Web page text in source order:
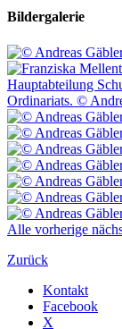
Bildergalerie
Alle vorherige
Zurück
Kontakt
Facebook
X